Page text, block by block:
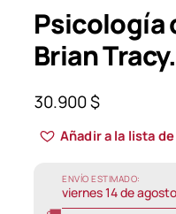
Psicología
Brian Tracy.
30.900$
Añadir a la lista
ENVÍO ESTIMADO:
viernes 14 de